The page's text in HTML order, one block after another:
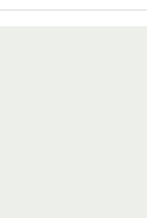
Botafogo, o meia